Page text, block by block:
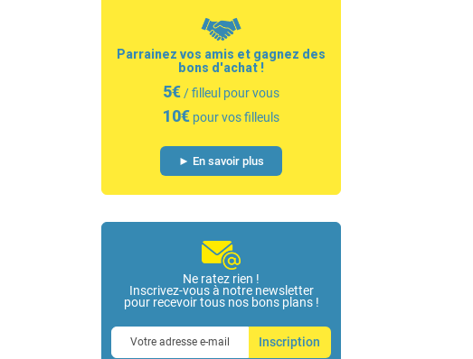
Parrainez vos amis et gagnez des
bons d'achat !
5€ / filleul pour vous
10€ pour vos filleuls
► En savoir plus
Ne ratez rien !
Inscrivez-vous à notre newsletter
pour recevoir tous nos bons plans !
Inscription